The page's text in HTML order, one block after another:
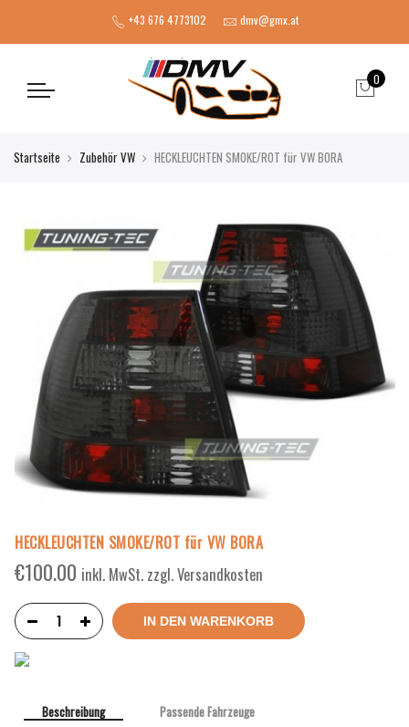
+43 676 4773102 dmv@gmx.at
0
Startseite Zubehör VW HECKLEUCHTEN SMOKE/ROT für VW BORA
HECKLEUCHTEN SMOKE/ROT für VW BORA
€100.00 inkl. MwSt. zzgl. Versandkosten
IN DEN WARENKORB
Beschreibung
Passende Fahrzeuge